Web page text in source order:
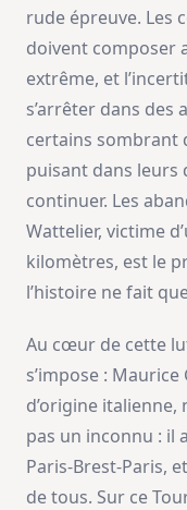
rude épreuve. Les
doivent composer
extrême, et
s’arrêter dans des
certains sombrant
puisant dans leurs
continuer. Les
Wattelier, victime
kilomètres, est le
l’histoire ne fait
Au cœur de cette
s’impose :
d’origine italienne,
pas un inconnu : il
Paris-Brest-Paris,
de tous. Sur ce